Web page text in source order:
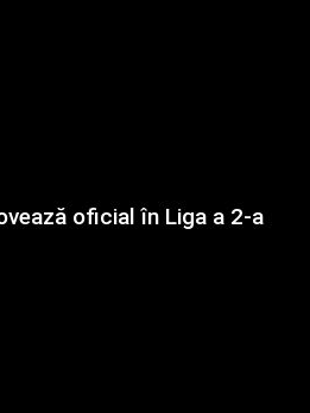
oficial în Liga a 2-a